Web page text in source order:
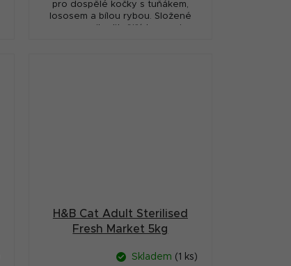
pro dospělé kočky s tuňákem,
lososem a bílou rybou. Složené
H&B Cat Adult Sterilised
Fresh Market 5kg
Skladem (1 ks)